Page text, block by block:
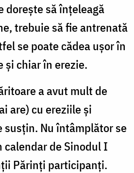
doreşte să înţeleagă
trebuie să fie antrenată
se poate cădea uşor în
şi chiar în erezie.
a avut mult de
are) cu ereziile şi
susţin. Nu întâmplător se
calendar de Sinodul I
Părinţi participanţi.